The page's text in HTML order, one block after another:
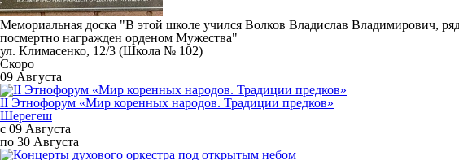
Мемориальная доска "В этой школе учился Волков Владислав Владимирович,
посмертно награжден орденом Мужества"
ул. Климасенко, 12/3 (Школа № 102)
Скоро
09 Августа
II Этнофорум «Мир коренных народов. Традиции предков»
Шерегеш
с 09 Августа
по 30 Августа